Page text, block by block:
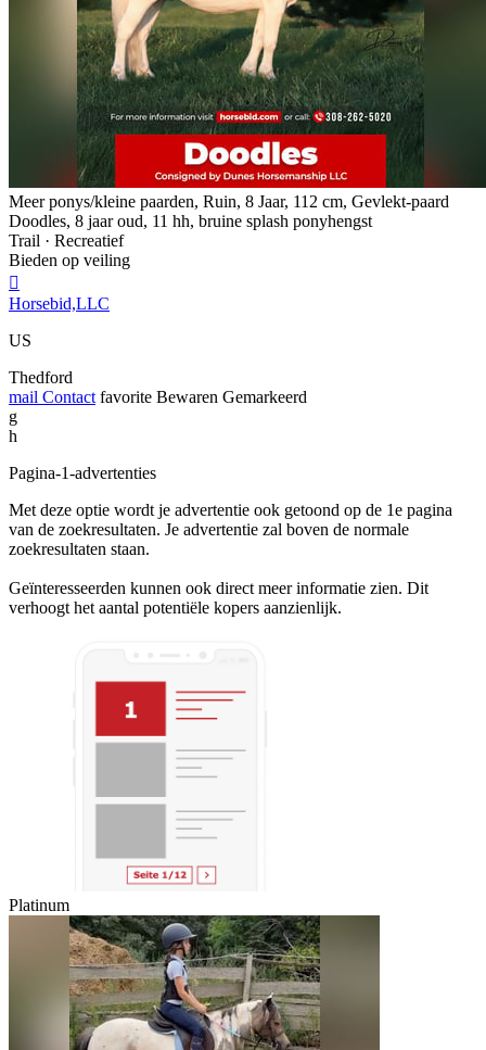
Meer ponys/kleine paarden, Ruin, 8 Jaar, 112 cm, Gevlekt-paard
Doodles, 8 jaar oud, 11 hh, bruine splash ponyhengst
Trail · Recreatief
Bieden op veiling

Horsebid,LLC
US
Thedford
mail Contact favorite Bewaren Gemarkeerd
g
h
Pagina-1-advertenties
Met deze optie wordt je advertentie ook getoond op de 1e pagina
van de zoekresultaten. Je advertentie zal boven de normale
zoekresultaten staan.
Geïnteresseerden kunnen ook direct meer informatie zien. Dit
verhoogt het aantal potentiële kopers aanzienlijk.
Platinum